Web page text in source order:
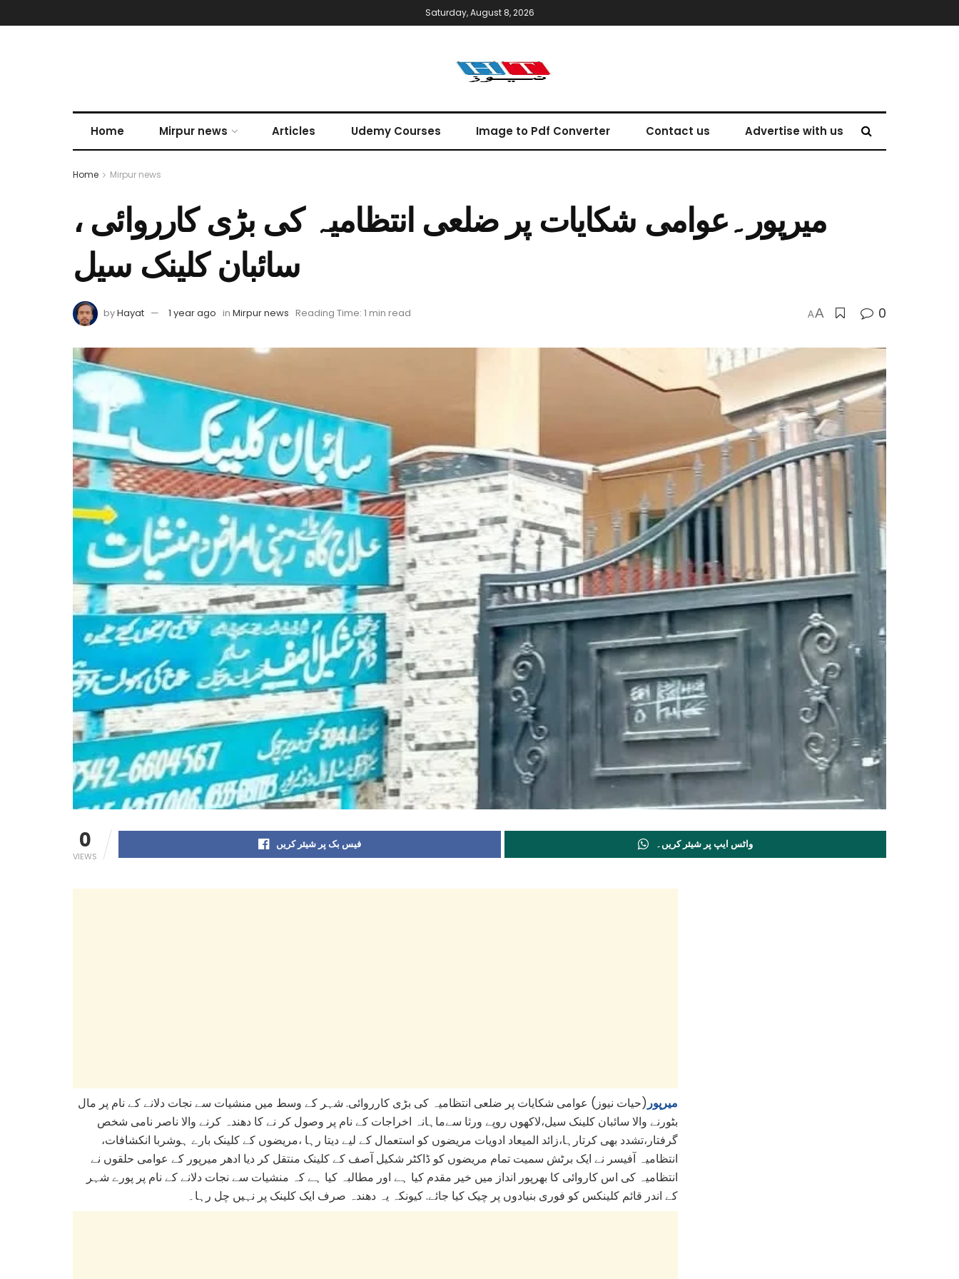
Saturday, August 8, 2026
Home Mirpur news Articles Udemy Courses Image to Pdf Converter Contact us Advertise with us
Home Mirpur news
میرپور۔عوامی شکایات پر ضلعی انتظامیہ کی بڑی کارروائی ،
سائبان کلینک سیل
byHayat 1 year ago in Mirpur news Reading Time: 1 min read AA 0
0
VIEWS
فیس بک پر شیئر کریں واٹس ایپ پر شیئر کریں۔
میرپور(حیات نیوز) عوامی شکایات پر ضلعی انتظامیہ کی بڑی کارروائی. شہر کے وسط میں منشیات سے نجات دلانے کے نام پر مال
بٹورنے والا سائبان کلینک سیل،لاکھوں روپے ورثا سےماہانہ اخراجات کے نام پر وصول کر نے کا دھندہ کرنے والا ناصر نامی شخص
گرفتار،تشدد بھی کرتارہا،زائد المیعاد ادویات مریضوں کو استعمال کے لیے دیتا رہا ،مریضوں کے کلینک بارے ہوشربا انکشافات،
انتظامیہ آفیسر نے ایک برٹش سمیت تمام مریضوں کو ڈاکٹر شکیل آصف کے کلینک منتقل کر دیا ادھر میرپور کے عوامی حلقوں نے
انتظامیہ کی اس کاروائی کا بھرپور انداز میں خیر مقدم کیا ہے اور مطالبہ کیا ہے کہ منشیات سے نجات دلانے کے نام پر پورے شہر
کے اندر قائم کلینکس کو فوری بنیادوں پر چیک کیا جائے. کیونکہ یہ دھندہ صرف ایک کلینک پر نہیں چل رہا۔